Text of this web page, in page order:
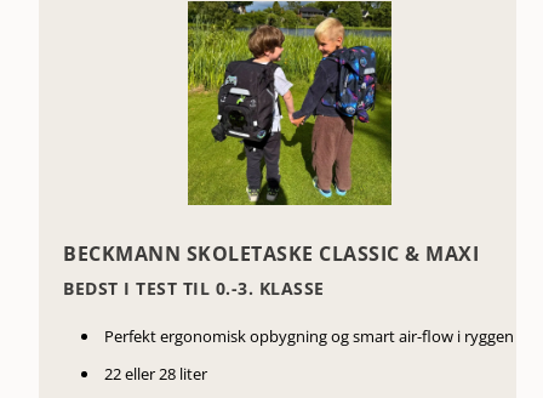
BECKMANN SKOLETASKE CLASSIC & MAXI
BEDST I TEST TIL 0.-3. KLASSE
Perfekt ergonomisk opbygning og smart air-flow i ryggen
22 eller 28 liter